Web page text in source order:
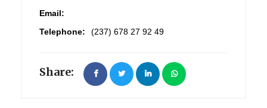
Email:
Telephone:
(237) 678 27 92 49
Share: